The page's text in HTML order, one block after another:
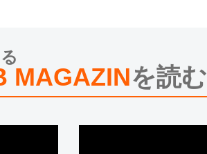
MAGAZINを読む